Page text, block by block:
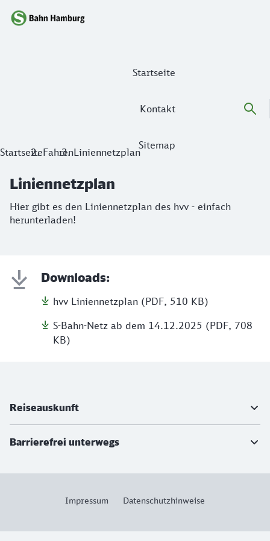
Startseite
Kontakt
Sitemap
Hauptnavigation
Liniennetzplan
StartseiteFahrenLiniennetzplan
Liniennetzplan
Hier gibt es den Liniennetzplan des hvv - einfach
herunterladen!
Downloads:
hvv Liniennetzplan (PDF, 510 KB)
S-Bahn-Netz ab dem 14.12.2025 (PDF, 708
KB)
Reiseauskunft
Barrierefrei unterwegs
Impressum Datenschutzhinweise